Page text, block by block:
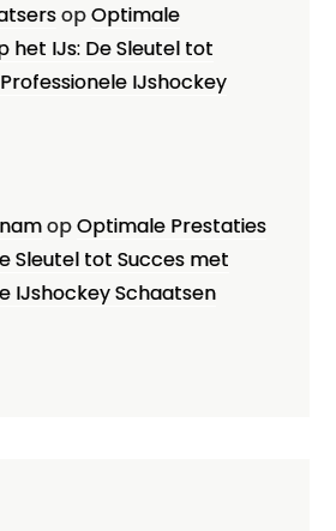
opOptimale
het IJs: De Sleutel tot
IJshockey
opOptimale Prestaties
Sleutel tot Succes met
IJshockey Schaatsen